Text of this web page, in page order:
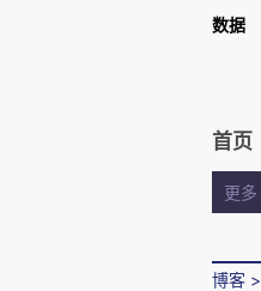
数据
首页
更多
博客 >